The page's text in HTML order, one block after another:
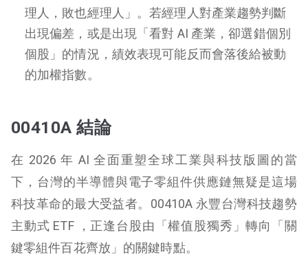
理人，敗也經理人」。若經理人對產業趨勢判斷
出現偏差，或是出現「看對 AI 產業，卻選錯個別
個股」的情況，績效表現可能反而會落後給被動
的加權指數。
00410A 結論
在 2026 年 AI 全面重塑全球工業與科技版圖的當
下，台灣的半導體與電子零組件供應鏈無疑是這場
科技革命的最大受益者。00410A 永豐台灣科技趨勢
主動式 ETF ，正逢台股由「權值股獨秀」轉向「關
鍵零組件百花齊放」的關鍵時點。